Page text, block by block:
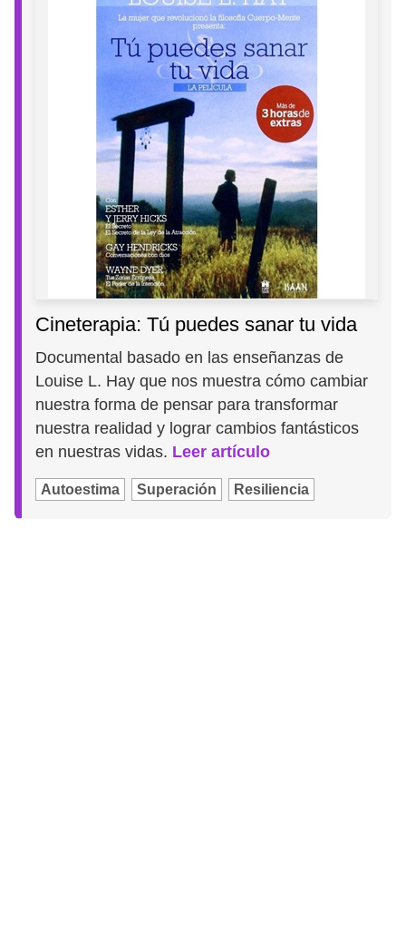
Cineterapia: Tú puedes sanar tu vida
Documental basado en las enseñanzas de
Louise L. Hay que nos muestra cómo cambiar
nuestra forma de pensar para transformar
nuestra realidad y lograr cambios fantásticos
en nuestras vidas. Leer artículo
Autoestima Superación Resiliencia